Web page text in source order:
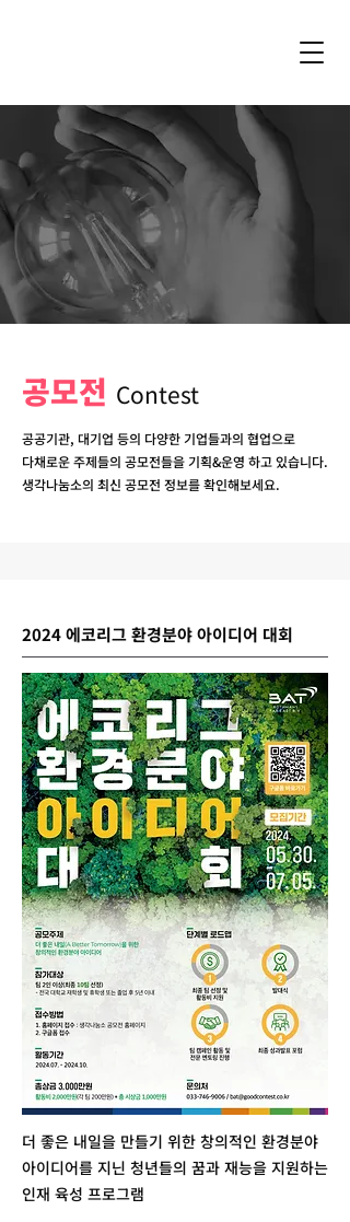
공모전 Contest
공공기관, 대기업 등의 다양한 기업들과의 협업으로
다채로운주제들의 공모전들을 기획&운영 하고 있습니다.
생각나눔소의 최신 공모전 정보를 확인해보세요.
2024 에코리그 환경분야 아이디어 대회
더 좋은 내일을 만들기 위한 창의적인 환경분야
아이디어를 지닌 청년들의 꿈과 재능을 지원하는
인재 육성 프로그램